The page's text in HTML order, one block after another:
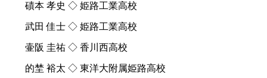
磧本 孝史 ◇ 姫路工業高校
武田 佳士 ◇ 姫路工業高校
壷阪 圭祐 ◇ 香川西高校
的埜 裕太 ◇ 東洋大附属姫路高校